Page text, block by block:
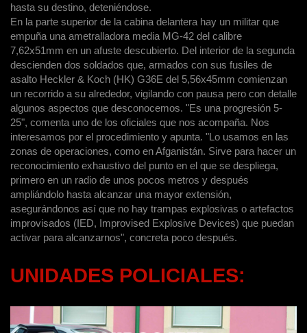
hasta su destino, deteniéndose.
En la parte superior de la cabina delantera hay un militar que
empuña una ametralladora media MG-42 del calibre
7,62x51mm en un afuste descubierto. Del interior de la segunda
descienden dos soldados que, armados con sus fusiles de
asalto Heckler & Koch (HK) G36E del 5,56x45mm comienzan
un recorrido a su alrededor, vigilando con pausa pero con detalle
algunos aspectos que desconocemos. "Es una progresión 5-
25", comenta uno de los oficiales que nos acompaña. Nos
interesamos por el procedimiento y apunta. "Lo usamos en las
zonas de operaciones, como en Afganistán. Sirve para hacer un
reconocimiento exhaustivo del punto en el que se despliega,
primero en un radio de unos pocos metros y después
ampliándolo hasta alcanzar una mayor extensión,
asegurándonos así que no hay trampas explosivas o artefactos
improvisados (IED, Improvised Explosive Devices) que puedan
activar para alcanzarnos", concreta poco después.
UNIDADES POLICIALES: